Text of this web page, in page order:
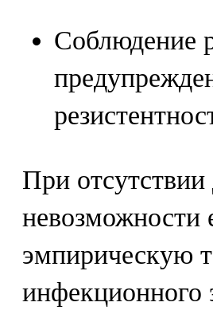
Соблюдение
При
невозможности
эмпирическую
инфекционного